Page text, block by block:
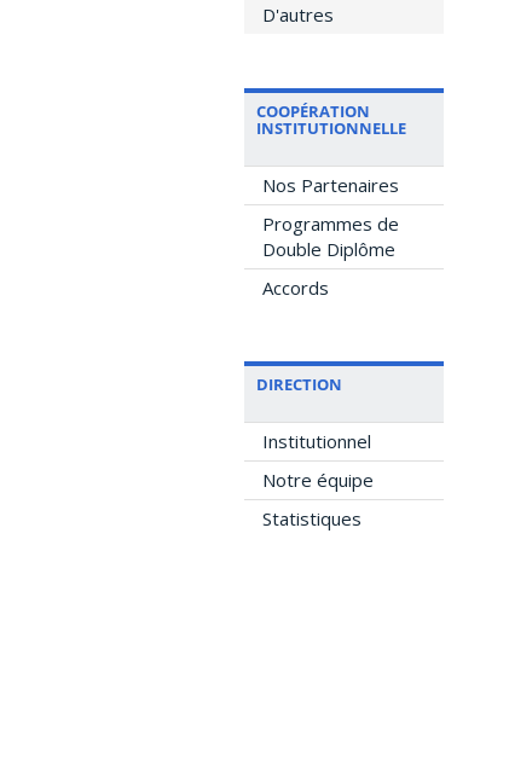
D'autres
COOPÉRATION
INSTITUTIONNELLE
Nos Partenaires
Programmes de
Double Diplôme
Accords
DIRECTION
Institutionnel
Notre équipe
Statistiques